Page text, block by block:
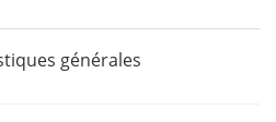
générales